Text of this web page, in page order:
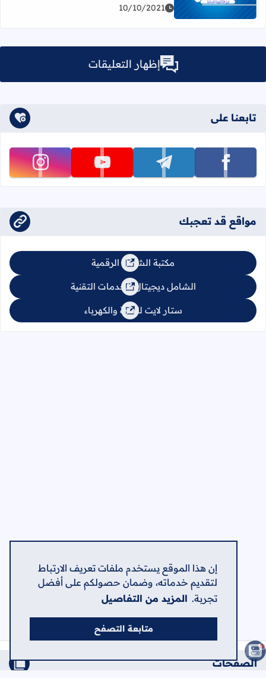
إن هذا الموقع يستخدم ملفات تعريف الارتباط
لتقديم خدماته، وضمان حصولكم على أفضل
تجربة. المزيد من التفاصيل
متابعة التصفح
10/10/2021
إظهار التعليقات
تابعنا على
تابعنا على facebook تابعنا على telegram تابعنا على youtube تابعنا على instagram
مواقع قد تعجبك
مكتبة الشامل الرقمية
الشامل ديجيتال للخدمات التقنية
ستار لايت للإنارة والكهرباء
الصفحات